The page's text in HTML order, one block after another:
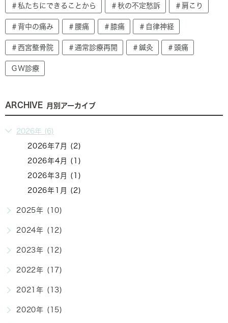
＃私たちにできることから ＃秋の不定愁訴 ＃肩こり
＃背中の痛み ＃腰痛 ＃膝痛 ＃自律神経
＃西宮整骨院 ＃通常診療再開 ＃鍼灸 ＃頭痛
ＧＷ診療
ARCHIVE 月別アーカイブ
2026年 (6)
2026年7月 (2)
2026年4月 (1)
2026年3月 (1)
2026年1月 (2)
2025年 (10)
2024年 (12)
2023年 (12)
2022年 (17)
2021年 (13)
2020年 (15)